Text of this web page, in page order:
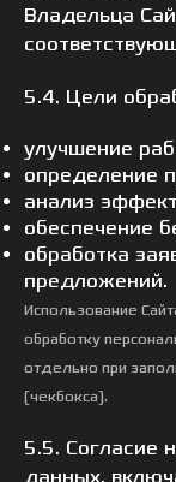
Владельца
5.4. Цели
улучшение
определение
анализ
обеспечение
обработка
предложений.
Использование
обработку
отдельно при
(чекбокса).
5.5. Согласие
данных,